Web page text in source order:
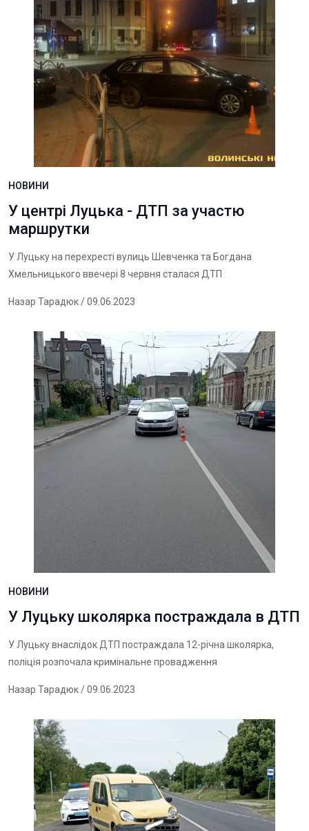
НОВИНИ
У центрі Луцька - ДТП за участю
маршрутки
У Луцьку на перехресті вулиць Шевченка та Богдана
Хмельницького ввечері 8 червня сталася ДТП
Назар Тарадюк/ 09.06.2023
НОВИНИ
У Луцьку школярка постраждала в ДТП
У Луцьку внаслідок ДТП постраждала 12-річна школярка,
поліція розпочала кримінальне провадження
Назар Тарадюк/ 09.06.2023